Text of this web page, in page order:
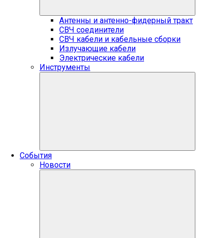
Антенны и антенно-фидерный тракт
СВЧ соединители
СВЧ кабели и кабельные сборки
Излучающие кабели
Электрические кабели
Инструменты
События
Новости